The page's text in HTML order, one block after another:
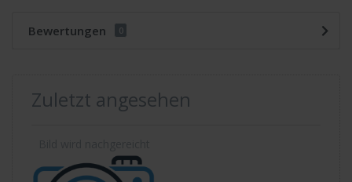
Bewertungen 0
Zuletzt angesehen